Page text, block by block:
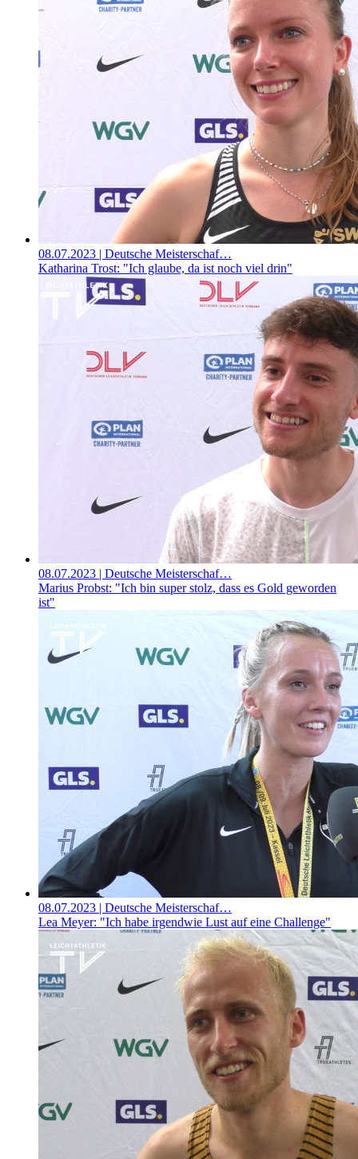
08.07.2023 | Deutsche Meisterschaf…
Katharina Trost: "Ich glaube, da ist noch viel drin"
08.07.2023 | Deutsche Meisterschaf…
Marius Probst: "Ich bin super stolz, dass es Gold geworden
ist"
08.07.2023 | Deutsche Meisterschaf…
Lea Meyer: "Ich habe irgendwie Lust auf eine Challenge"